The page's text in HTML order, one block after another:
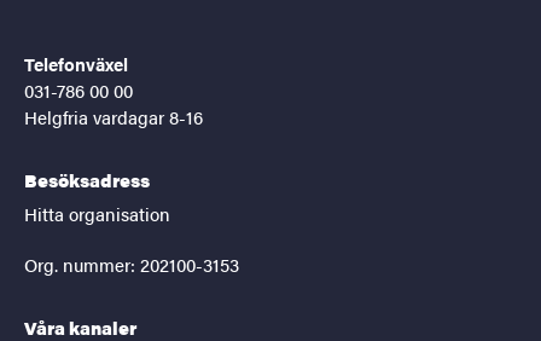
Telefonväxel
031-786 00 00
Helgfria vardagar 8-16
Besöksadress
Hitta organisation
Org. nummer: 202100-3153
Våra kanaler